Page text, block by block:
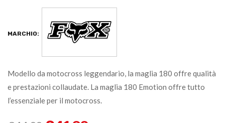
MARCHIO:
Modello da motocross leggendario, la maglia 180 offre qualità
e prestazioni collaudate. La maglia 180 Emotion offre tutto
l’essenziale per il motocross.